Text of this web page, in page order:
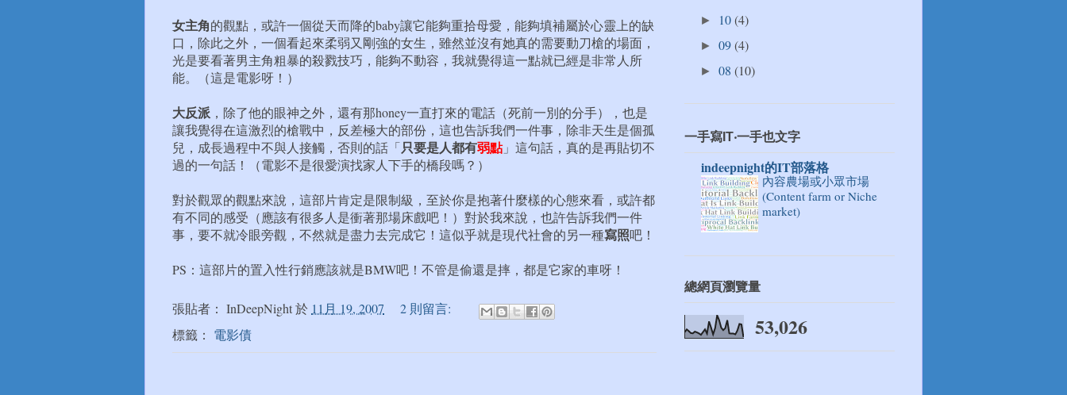
女主角的觀點，或許一個從天而降的baby讓它能夠重拾母愛，能夠填補屬於心靈上的缺
口，除此之外，一個看起來柔弱又剛強的女生，雖然並沒有她真的需要動刀槍的場面，
光是要看著男主角粗暴的殺戮技巧，能夠不動容，我就覺得這一點就已經是非常人所
能。（這是電影呀！）
大反派 ，除了他的眼神之外，還有那honey一直打來的電話（死前一別的分手），也是
讓我覺得在這激烈的槍戰中，反差極大的部份，這也告訴我們一件事，除非天生是個孤
兒，成長過程中不與人接觸，否則的話「只要是人都有弱點」這句話，真的是再貼切不
過的一句話！（電影不是很愛演找家人下手的橋段嗎？）
對於觀眾的觀點來說，這部片肯定是限制級，至於你是抱著什麼樣的心態來看，或許都
有不同的感受（應該有很多人是衝著那場床戲吧！）對於我來說，也許告訴我們一件
事，要不就冷眼旁觀，不然就是盡力去完成它！這似乎就是現代社會的另一種寫照吧！
PS：這部片的置入性行銷應該就是BMW吧！不管是偷還是摔，都是它家的車呀！
張貼者： InDeepNight於 11月 19, 2007
2 則留言:
標籤： 電影債
► 10(4)
►09(4)
►08(10)
一手寫IT‧一手也文字
indeepnight的IT部落格
內容農場或小眾市場
(Content farm or Niche
market)
總網頁瀏覽量
53,026